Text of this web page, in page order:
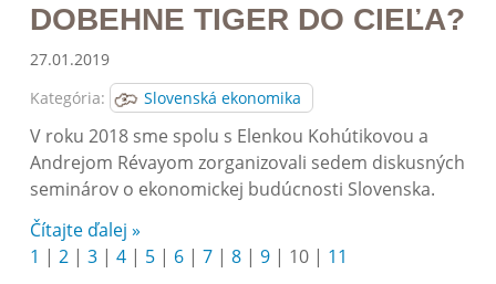
DOBEHNE TIGER DO CIEĽA?
27.01.2019
Kategória:
Slovenská ekonomika
V roku 2018 sme spolu s Elenkou Kohútikovou a
Andrejom Révayom zorganizovali sedem diskusných
seminárov o ekonomickej budúcnosti Slovenska.
Čítajte ďalej »
1 | 2| 3| 4| 5| 6| 7| 8| 9| 10| 11